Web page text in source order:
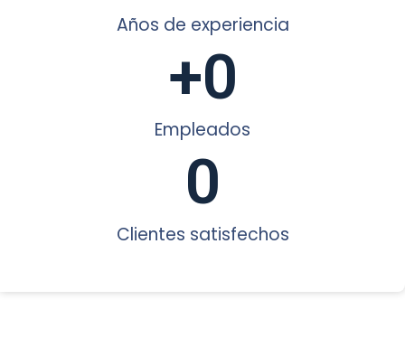
Años de experiencia
Empleados
+0
Clientes satisfechos
0